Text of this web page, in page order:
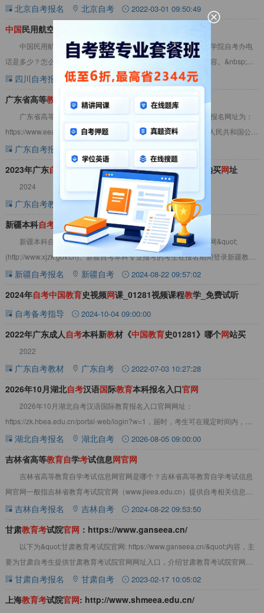
民大学自考报名入口一、4月中国人
北京自考报名 北京自考 2022-03-01 09:50:49
中国民用航空飞行学院
中国民用航空飞行学院自考本官网在哪里？中国民用航空飞行学院自考办电
话是多少？怎么联系中国民用航空飞行学院自考老师？请看以下内容。&nbsp;中
国民用航空飞行学院自考本官网官网网址：
四川自考报名 四川自考 2020-03-20 14:47:46
广东省高等教 自学 考试网官
广东省高等教育自学考试网官网：广东省自学考试管理系统，报名网址为：
https://www.eeagd.edu.cn/selfec/，凡在广东省居住和工作的中华人民共和国公
民，不受性
广东自考报名 广东自考 2024-08-19 09:14:08
2023年广东自 本科教材《中国教育史01281》版本及购买网址
2024
广东自考教材 广东自考 2023-05-29 12:31:26
新疆本科自考 报名官网：新疆教育考试院官网
新疆本科自考报名官网：新疆教育考试院官网&quot;新疆招生网&quot;
(http://www.xjzk.gov.cn)。新疆自考本科专业报考的考生在报名期间登录新疆教育
考试院官
新疆自考报名 新疆自考 2024-08-22 09:57:02
2024年自考中国教育史视频网课_01281视频课程教学_免费试听
自考备考指导
2024-10-04 09:00:00
2022年广东成人自考本科新教材《中国教育史01281》哪个网站买
2022
广东自考教材 广东自考 2022-07-03 10:27:28
2026年10月湖北自考汉语国际教育本科报名入口官网
2026年10月湖北自考汉语国际教育报名入口官网网址：
https://zk.hbea.edu.cn/portal-web/login?w=1，届时，考生可在规定时间内，登
录湖北省高
湖北自考报名 湖北自考 2026-08-05 09:00:00
吉林省高等教育自学考试信息网官网
吉林省高等教育自学考试信息网官网是哪个？吉林省高等教育自学考试信息
网官网一般指吉林省教育考试院官网（www.jleea.edu.cn）提供自考相关信息。
点击查看&gt;&gt;吉林
吉林自考报名 吉林自考 2024-08-22 09:53:50
甘肃教育考试院官网 ：https://www.ganseea.cn/
以下为&quot;甘肃教育考试院官网: https://www.ganseea.cn/&quot;内容，主
要为甘肃自考生提供甘肃教育考试院官网网址入口，介绍甘肃教育考试院官网登
陆方甘肃自考报名 甘肃自考 2023-02-17 10:05:02
上海教育考试院官网: http://www.shmeea.edu.cn/